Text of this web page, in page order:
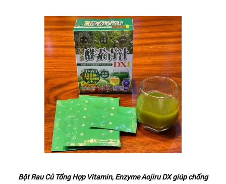
Bột Rau Củ Tổng Hợp Vitamin, Enzyme Aojiru DX giúp chống